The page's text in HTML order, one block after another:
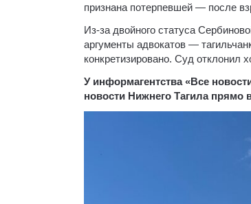
признана потерпевшей — после
Из-за двойного статуса
аргументы адвокатов —
конкретизировано. Суд отклонил
У информагентства «Все
новости Нижнего Тагила прямо